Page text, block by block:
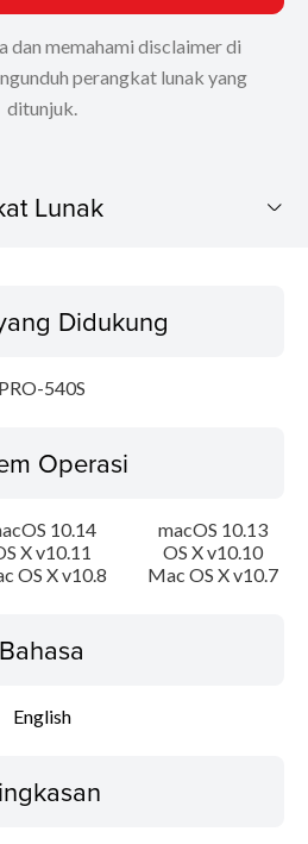
dan memahami disclaimer di
perangkat lunak yang
ditunjuk.
Lunak
Didukung
PRO-540S
Operasi
10.14
macOS 10.13
X v10.11
OS X v10.10
OS X v10.8 Mac OS X v10.7
Bahasa
English